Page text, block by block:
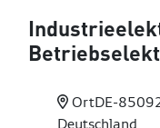
OrtDE-
Deutschland